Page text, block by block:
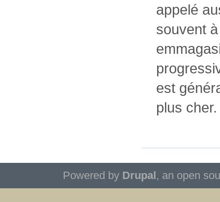
appelé
souvent
est
plus cher.
Powered by Drupal, an open